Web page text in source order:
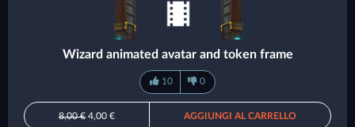
Wizard animated avatar and token frame
10 0
8,00 € 4,00 € AGGIUNGI AL CARRELLO